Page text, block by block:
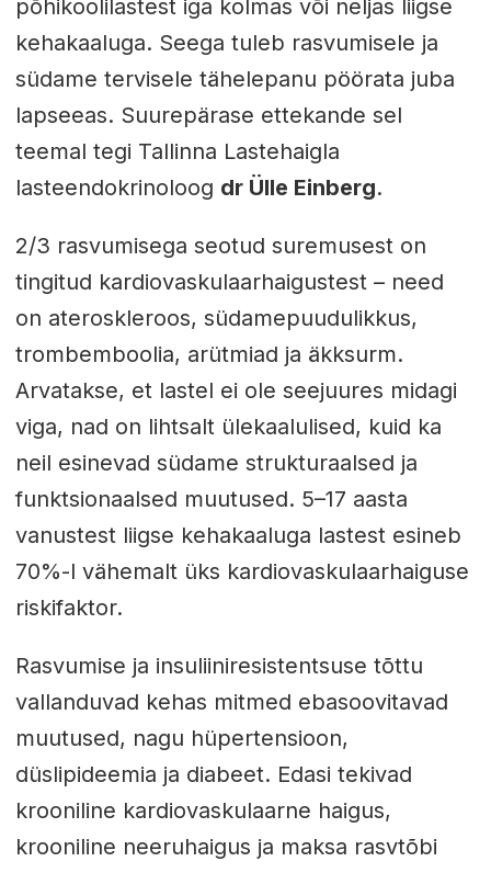
põhikoolilastest iga kolmas või neljas liigse
kehakaaluga. Seega tuleb rasvumisele ja
südame tervisele tähelepanu pöörata juba
lapseeas. Suurepärase ettekande sel
teemal tegi Tallinna Lastehaigla
lasteendokrinoloog dr Ülle Einberg.
2/3 rasvumisega seotud suremusest on
tingitud kardiovaskulaarhaigustest – need
on ateroskleroos, südamepuudulikkus,
trombemboolia, arütmiad ja äkksurm.
Arvatakse, et lastel ei ole seejuures midagi
viga, nad on lihtsalt ülekaalulised, kuid ka
neil esinevad südame strukturaalsed ja
funktsionaalsed muutused. 5–17 aasta
vanustest liigse kehakaaluga lastest esineb
70%-l vähemalt üks kardiovaskulaarhaiguse
riskifaktor.
Rasvumise ja insuliiniresistentsuse tõttu
vallanduvad kehas mitmed ebasoovitavad
muutused, nagu hüpertensioon,
düslipideemia ja diabeet. Edasi tekivad
krooniline kardiovaskulaarne haigus,
krooniline neeruhaigus ja maksa rasvtõbi